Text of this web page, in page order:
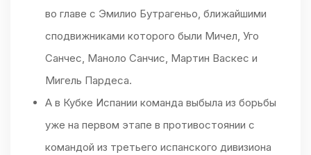
во главе с Эмилио Бутрагеньо, ближайшими
сподвижниками которого были Мичел, Уго
Санчес, Маноло Санчис, Мартин Васкес и
Мигель Пардеса.
А в Кубке Испании команда выбыла из борьбы
уже на первом этапе в противостоянии с
командой из третьего испанского дивизиона